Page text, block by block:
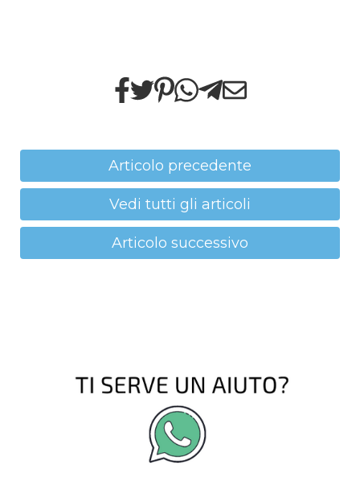
Articolo precedente
Vedi tutti gli articoli
Articolo successivo